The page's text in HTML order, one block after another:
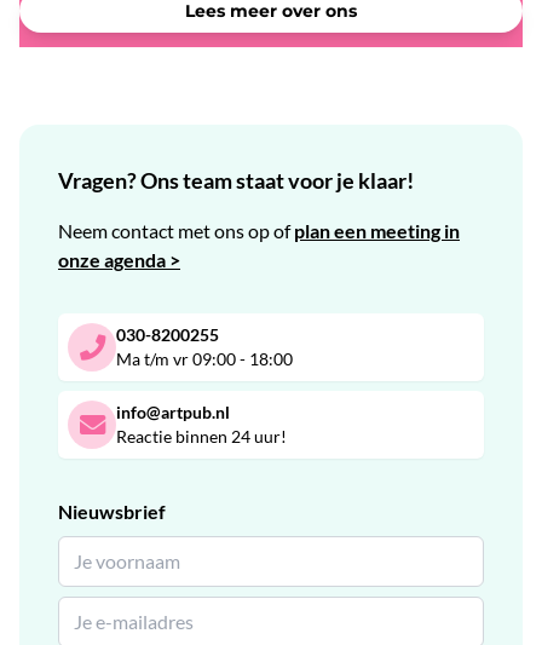
Lees meer over ons
Vragen? Ons team staat voor je klaar!
Neem contact met ons op ofplan een meeting in
onze agenda >
030-8200255
Ma t/m vr 09:00 - 18:00
info@artpub.nl
Reactie binnen 24 uur!
Nieuwsbrief